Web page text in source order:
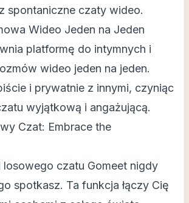
spontaniczne czaty wideo.
Wideo Jeden na Jeden
platformę do intymnych i
wideo jeden na jeden.
i prywatnie z innymi, czyniąc
wyjątkową i angażującą.
Czat: Embrace the
czatu Gomeet nigdy
spotkasz. Ta funkcja łączy Cię